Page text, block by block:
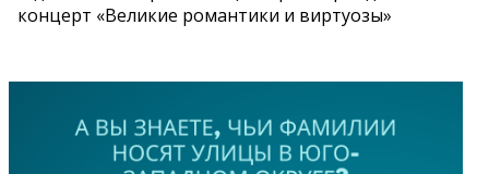
концерт «Великие романтики и виртуозы»